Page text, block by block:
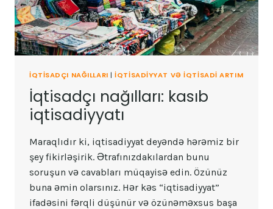
İQTISADÇI NAĞILLARI |İQTISADIYYAT VƏ IQTISADI ARTIM
İqtisadçı nağılları: kasıb
iqtisadiyyatı
Maraqlıdır ki, iqtisadiyyat deyəndə hərəmiz bir
şey fikirləşirik. Ətrafınızdakılardan bunu
soruşun və cavabları müqayisə edin. Özünüz
buna əmin olarsınız. Hər kəs “iqtisadiyyat”
ifadəsini fərqli düşünür və özünəməxsus başa